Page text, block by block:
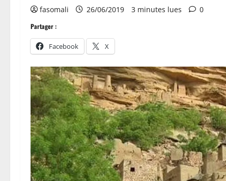
fasomali 26/06/2019 3 minutes lues 0
Partager :
Facebook X